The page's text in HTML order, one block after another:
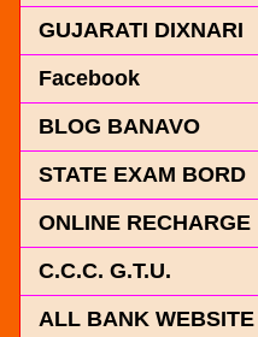
GUJARATI DIXNARI
Facebook
BLOG BANAVO
STATE EXAM BORD
ONLINE RECHARGE
C.C.C. G.T.U.
ALL BANK WEBSITE